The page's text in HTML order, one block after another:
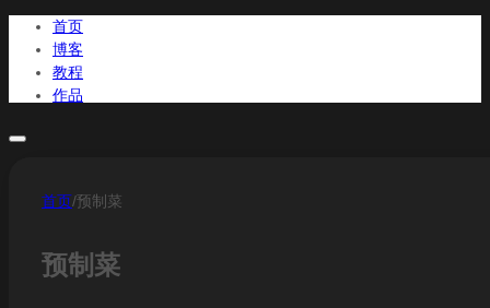
首页
博客
教程
作品
博客
首页/预制菜
预制菜